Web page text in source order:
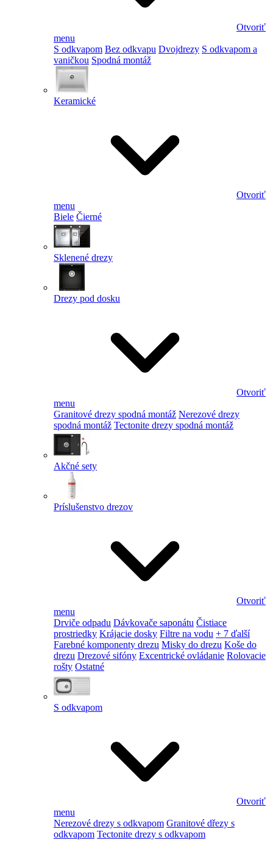
Otvoriť
menu
S odkvapom Bez odkvapu Dvojdrezy S odkvapom a
vaničkou Spodná montáž
Keramické
Otvoriť
menu
Biele Čierné
Sklenené drezy
Drezy pod dosku
Otvoriť
menu
Granitové drezy spodná montáž Nerezové drezy
spodná montáž Tectonite drezy spodná montáž
Akčné sety
Príslušenstvo drezov
Otvoriť
menu
Drviče odpadu Dávkovače saponátu Čistiace
prostriedky Krájacie dosky Filtre na vodu + 7 ďalší
Farebné komponenty drezu Misky do drezu Koše do
drezu Drezové sifóny Excentrické ovládanie Rolovacie
rošty Ostatné
S odkvapom
Otvoriť
menu
Nerezové drezy s odkvapom Granitové dřezy s
odkvapom Tectonite drezy s odkvapom